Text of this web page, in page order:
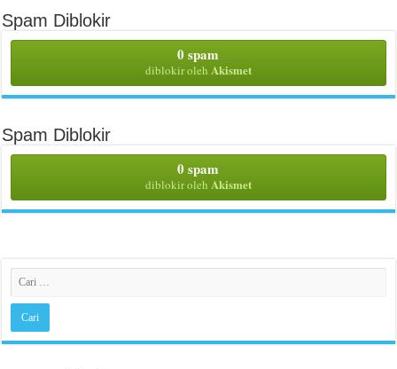
Spam Diblokir
0 spam
diblokir oleh Akismet
Spam Diblokir
0 spam
diblokir oleh Akismet